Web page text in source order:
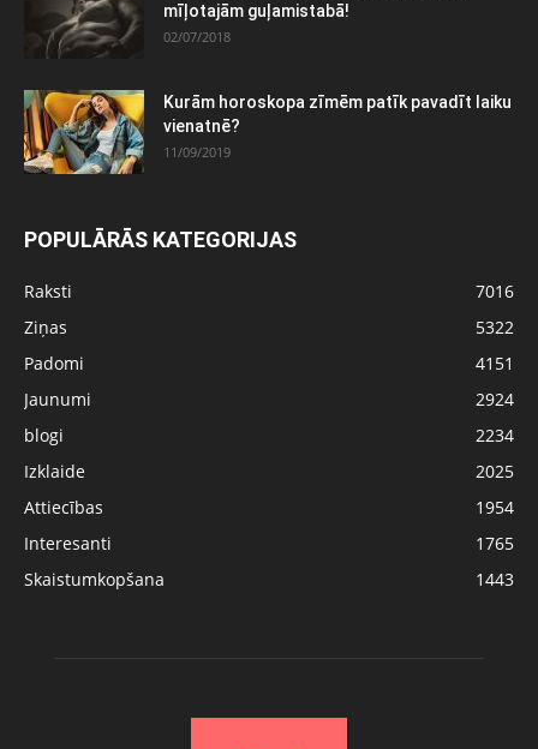
mīļotajām guļamistabā!
02/07/2018
Kurām horoskopa zīmēm patīk pavadīt laiku
vienatnē?
11/09/2019
POPULĀRĀS KATEGORIJAS
Raksti
7016
Ziņas
5322
Padomi
4151
Jaunumi
2924
blogi
2234
Izklaide
2025
Attiecības
1954
Interesanti
1765
Skaistumkopšana
1443